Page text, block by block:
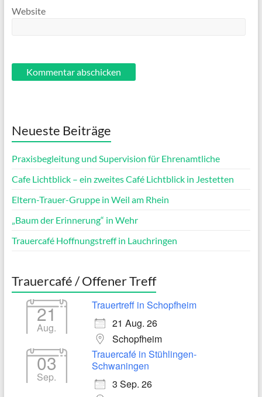
Website
Neueste Beiträge
Praxisbegleitung und Supervision für Ehrenamtliche
Cafe Lichtblick – ein zweites Café Lichtblick in Jestetten
Eltern-Trauer-Gruppe in Weil am Rhein
„Baum der Erinnerung“ in Wehr
Trauercafé Hoffnungstreff in Lauchringen
Trauercafé / Offener Treff
21
Aug.
Trauertreff in Schopfheim
21 Aug. 26
Schopfheim
03
Sep.
Trauercafé in Stühlingen-
Schwaningen
3 Sep. 26